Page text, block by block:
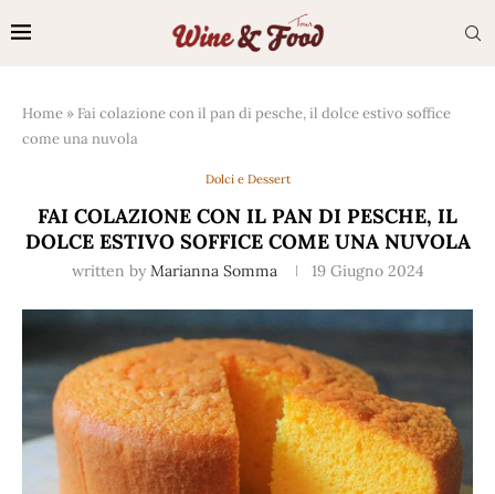
Home » Fai colazione con il pan di pesche, il dolce estivo soffice
come una nuvola
Dolci e Dessert
FAI COLAZIONE CON IL PAN DI PESCHE, IL
DOLCE ESTIVO SOFFICE COME UNA NUVOLA
written by Marianna Somma 19 Giugno 2024